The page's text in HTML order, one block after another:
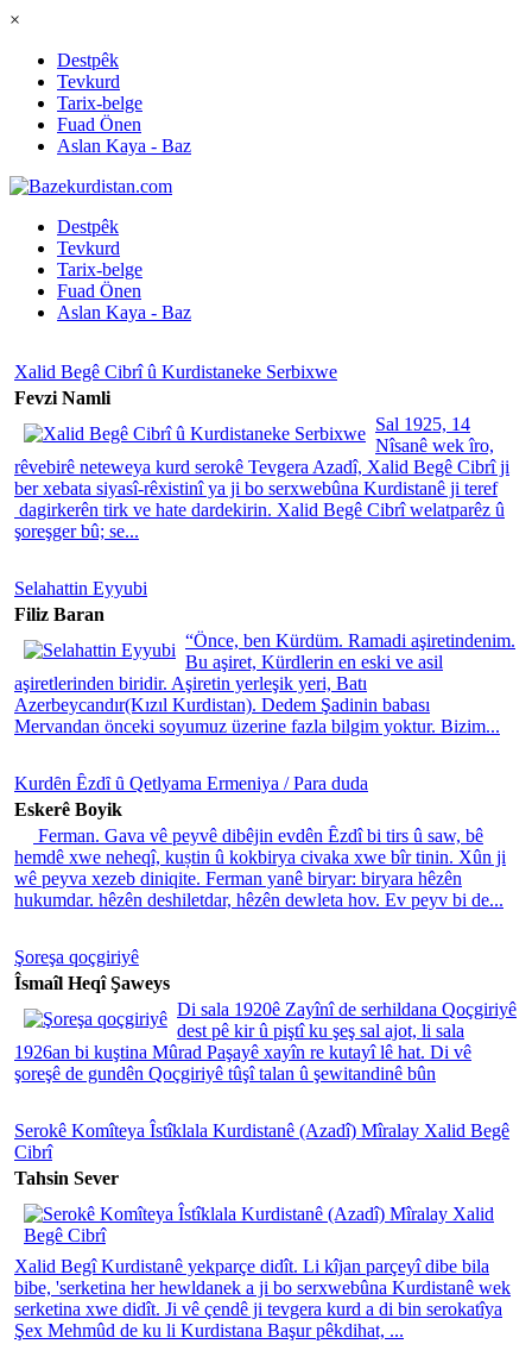
×
Destpêk
Tevkurd
Tarix-belge
Fuad Önen
Aslan Kaya - Baz
Destpêk
Tevkurd
Tarix-belge
Fuad Önen
Aslan Kaya - Baz
Xalid Begê Cibrî û Kurdistaneke Serbixwe
Fevzi Namli
Sal 1925, 14
Nîsanê wek îro,
rêvebirê neteweya kurd serokê Tevgera Azadî, Xalid Begê Cibrî ji
ber xebata siyasî-rêxistinî ya ji bo serxwebûna Kurdistanê ji teref
dagirkerên tirk ve hate dardekirin. Xalid Begê Cibrî welatparêz û
şoreşger bû; se...
Selahattin Eyyubi
Filiz Baran
“Önce, ben Kürdüm. Ramadi aşiretindenim.
Bu aşiret, Kürdlerin en eski ve asil
aşiretlerinden biridir. Aşiretin yerleşik yeri, Batı
Azerbeycandır(Kızıl Kurdistan). Dedem Şadinin babası
Mervandan önceki soyumuz üzerine fazla bilgim yoktur. Bizim...
Kurdȇn Ȇzdȋ ȗ Qetlyama Ermeniya / Para duda
Eskerê Boyik
Ferman. Gava vê peyvê dibêjin evdên Ȇzdî bi tirs û saw, bê
hemdê xwe neheqî, kuștin û kokbirya civaka xwe bîr tinin. Xûn ji
wê peyva xezeb diniqite. Ferman yanê biryar: biryara hêzên
hukumdar. hêzên deshiletdar, hêzên dewleta hov. Ev peyv bi de...
Şoreşa qoçgiriyê
Îsmaîl Heqî Şaweys
Di sala 1920ê Zayînî de serhildana Qoçgiriyê
dest pê kir û piştî ku şeş sal ajot, li sala
1926an bi kuştina Mûrad Paşayê xayîn re kutayî lê hat. Di vê
şoreşê de gundên Qoçgiriyê tûşî talan û şewitandinê bûn
Serokê Komîteya Îstîklala Kurdistanê (Azadî) Mîralay Xalid Begê
Cibrî
Tahsin Sever
Xalid Begî Kurdistanê yekparçe didît. Li kîjan parçeyî dibe bila
bibe, 'serketina her hewldanek a ji bo serxwebûna Kurdistanê wek
serketina xwe didît. Ji vê çendê ji tevgera kurd a di bin serokatîya
Şex Mehmûd de ku li Kurdistana Başur pêkdihat, ...